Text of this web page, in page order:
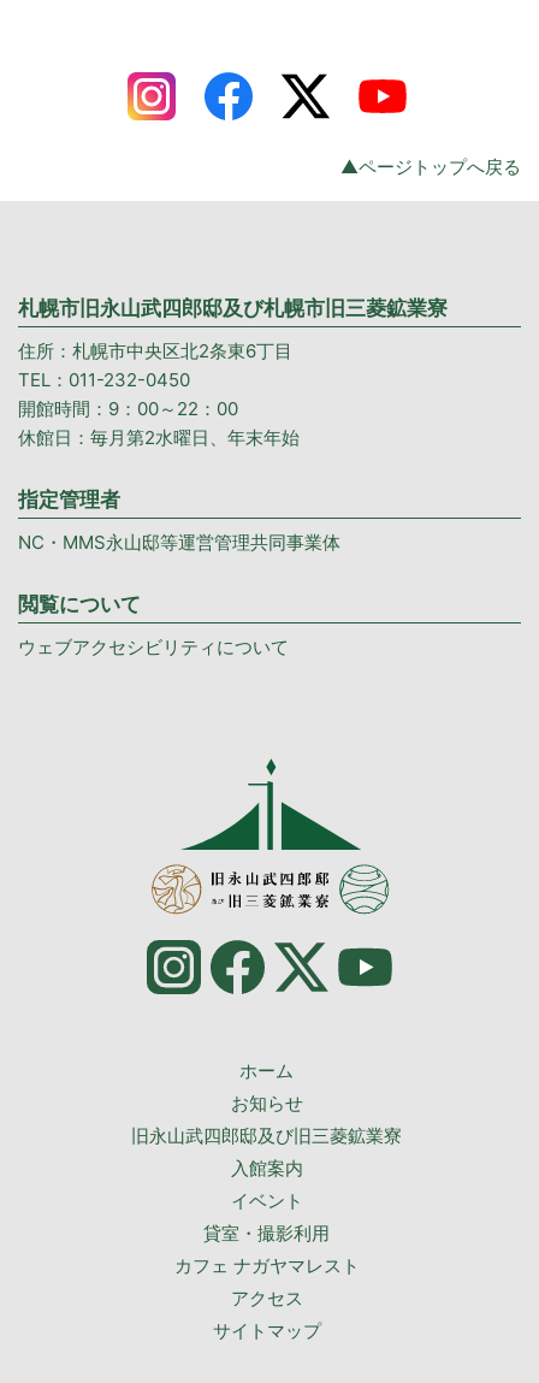
▲ページトップへ戻る
札幌市旧永山武四郎邸及び札幌市旧三菱鉱業寮
住所：札幌市中央区北2条東6丁目
TEL：011-232-0450
開館時間：9：00～22：00
休館日：毎月第2水曜日、年末年始
指定管理者
NC・MMS永山邸等運営管理共同事業体
閲覧について
ウェブアクセシビリティについて
ホーム
お知らせ
旧永山武四郎邸及び旧三菱鉱業寮
入館案内
イベント
貸室・撮影利用
カフェ ナガヤマレスト
アクセス
サイトマップ